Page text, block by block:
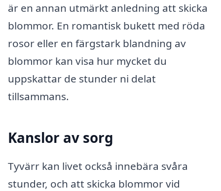
är en annan utmärkt anledning att skicka
blommor. En romantisk bukett med röda
rosor eller en färgstark blandning av
blommor kan visa hur mycket du
uppskattar de stunder ni delat
tillsammans.
Kanslor av sorg
Tyvärr kan livet också innebära svåra
stunder, och att skicka blommor vid